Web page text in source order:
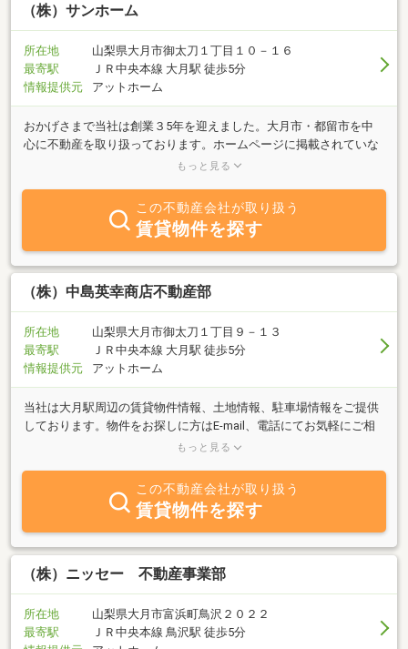
（株）サンホーム
所在地
山梨県大月市御太刀１丁目１０－１６
最寄駅
ＪＲ中央本線 大月駅 徒歩5分
情報提供元
アットホーム
おかげさまで当社は創業３5年を迎えました。大月市・都留市を中
心に不動産を取り扱っております。ホームページに掲載されていな
い物件もありますのでお気軽にお問合せください。買取も行ってお
もっと見る
この不動産会社が取り扱う
賃貸物件を探す
（株）中島英幸商店不動産部
所在地
山梨県大月市御太刀１丁目９－１３
最寄駅
ＪＲ中央本線 大月駅 徒歩5分
情報提供元
アットホーム
当社は大月駅周辺の賃貸物件情報、土地情報、駐車場情報をご提供
しております。物件をお探しに方はE-mail、電話にてお気軽にご相
談ください。E-mail:nakajima.eikou@gmail.comTEL:0554-22-1278営
もっと見る
この不動産会社が取り扱う
賃貸物件を探す
（株）ニッセー 不動産事業部
所在地
山梨県大月市富浜町鳥沢２０２２
最寄駅
ＪＲ中央本線 鳥沢駅 徒歩5分